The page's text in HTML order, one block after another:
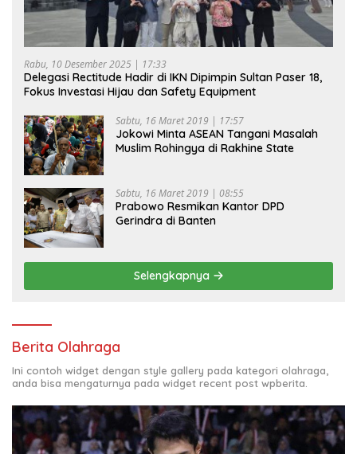
Rabu, 10 Desember 2025 | 17:33
Delegasi Rectitude Hadir di IKN Dipimpin Sultan Paser 18,
Fokus Investasi Hijau dan Safety Equipment
Sabtu, 16 Maret 2019 | 17:57
Jokowi Minta ASEAN Tangani Masalah
Muslim Rohingya di Rakhine State
Sabtu, 16 Maret 2019 | 08:55
Prabowo Resmikan Kantor DPD
Gerindra di Banten
Selengkapnya
Berita Olahraga
Ini contoh widget dengan style gallery pada kategori olahraga,
anda bisa mengaturnya pada widget recent post wpberita.